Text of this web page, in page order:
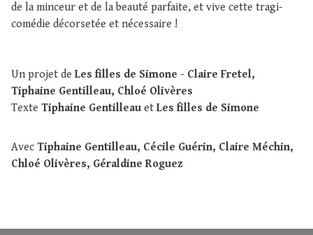
de la minceur et de la beauté parfaite, et vive cette tragi-
comédie décorsetée et nécessaire !
Un projet de Les filles de Simone - Claire Fretel,
Tiphaine Gentilleau, Chloé Olivères
Texte Tiphaine Gentilleau et Les filles de Simone
Avec Tiphaine Gentilleau, Cécile Guérin, Claire Méchin,
Chloé Olivères, Géraldine Roguez